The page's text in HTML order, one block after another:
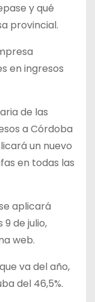
y qué
provincial.
en ingresos
de las
a Córdoba
un nuevo
en todas las
aplicará
de julio,
web.
va del año,
del 46,5%.